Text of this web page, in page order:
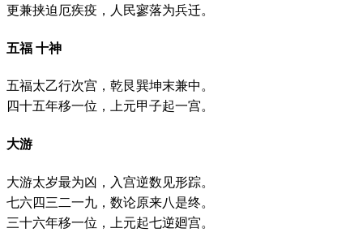
更兼挟迫厄疾疫，人民寥落为兵迁。
五福 十神
五福太乙行次宫，乾艮巽坤末兼中。
四十五年移一位，上元甲子起一宫。
大游
大游太岁最为凶，入宫逆数见形踪。
七六四三二一九，数论原来八是终。
三十六年移一位，上元起七逆廻宫。